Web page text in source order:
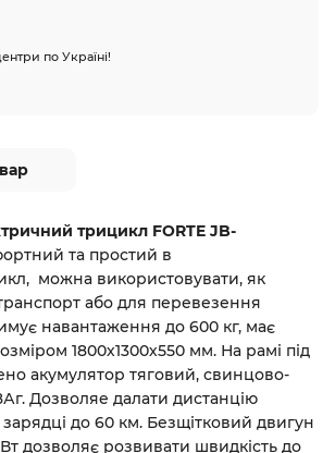
по Україні!
трицикл FORTE JB-
та простий в
можна використовувати, як
або для перевезення
навантаження до 600 кг, має
1800х1300х550 мм. На рамі під
акумулятор тяговий, свинцово-
Дозволяе далати дистанцію
зарядці до 60 км. Безщітковий двигун
дозволяє розвивати швидкість до